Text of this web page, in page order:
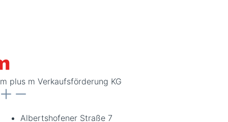
m plus m Verkaufsförderung KG
Albertshofener Straße 7